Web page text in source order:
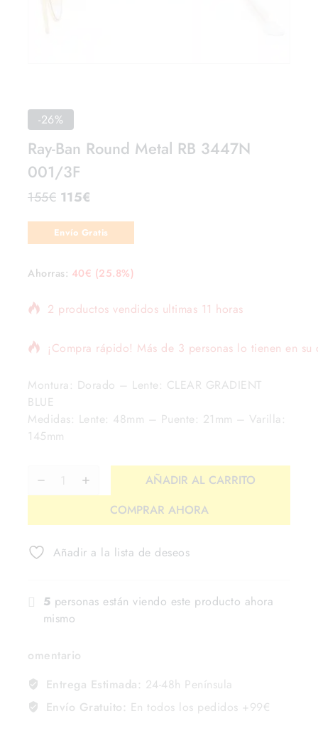
-26%
Ray-Ban Round Metal RB 3447N
001/3F
155€ 115€
Envío Gratis
Ahorras: 40€ (25.8%)
2 productos vendidos ultimas 11 horas
¡Compra rápido! Más de 3 personas lo tienen en su
Montura: Dorado – Lente: CLEAR GRADIENT
BLUE
Medidas: Lente: 48mm – Puente: 21mm – Varilla:
145mm
AÑADIR AL CARRITO
COMPRAR AHORA
Añadir a la lista de deseos
5 personas están viendo este producto ahora
mismo
omentario
Entrega Estimada: 24-48h Península
Envío Gratuito: En todos los pedidos +99€